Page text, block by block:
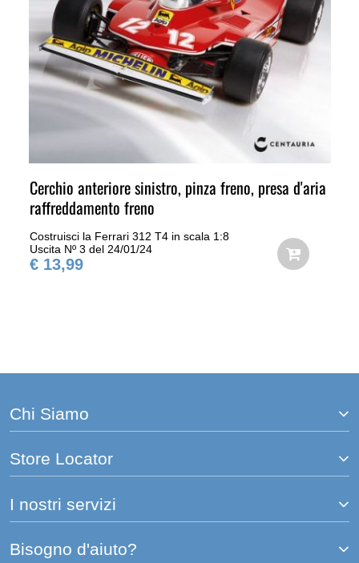
Cerchio anteriore sinistro, pinza freno, presa d'aria
raffreddamento freno
Costruisci la Ferrari 312 T4 in scala 1:8
Uscita Nº 3 del 24/01/24
€ 13,99
Chi Siamo
Store Locator
I nostri servizi
Bisogno d'aiuto?